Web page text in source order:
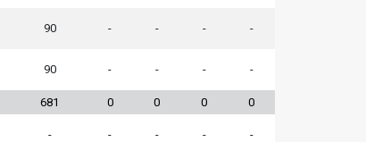
90 - - - -
90 - - - -
681 0 0 0 0
- - - - -